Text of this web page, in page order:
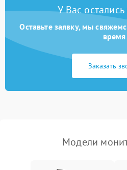
питания
защиты от перегрузок
1000
У Вас
Оставьте заявку, мы
время
Заказать
Модели